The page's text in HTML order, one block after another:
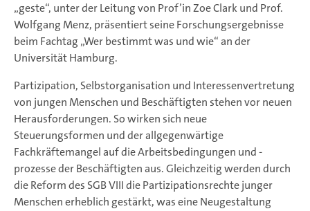
„geste“, unter der Leitung von Prof’in Zoe Clark und Prof.
Wolfgang Menz, präsentiert seine Forschungsergebnisse
beim Fachtag „Wer bestimmt was und wie“ an der
Universität Hamburg.
Partizipation, Selbstorganisation und Interessenvertretung
von jungen Menschen und Beschäftigten stehen vor neuen
Herausforderungen. So wirken sich neue
Steuerungsformen und der allgegenwärtige
Fachkräftemangel auf die Arbeitsbedingungen und -
prozesse der Beschäftigten aus. Gleichzeitig werden durch
die Reform des SGB VIII die Partizipationsrechte junger
Menschen erheblich gestärkt, was eine Neugestaltung